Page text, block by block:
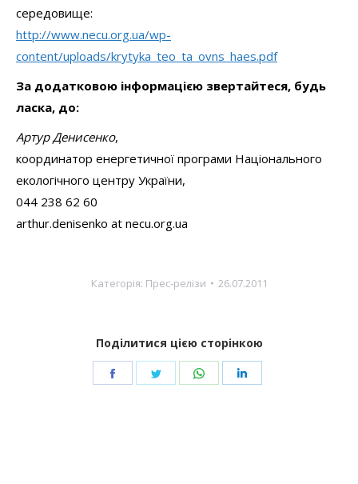
середовище:
http://www.necu.org.ua/wp-
content/uploads/krytyka_teo_ta_ovns_haes.pdf
За додатковою інформацією звертайтеся, будь
ласка, до:
Артур Денисенко,
координатор енергетичної програми Національного
екологічного центру України,
044 238 62 60
arthur.denisenko at necu.org.ua
Категорія: Прес-релізи 26.07.2011
Поділитися цією сторінкою
Share
Share
Share